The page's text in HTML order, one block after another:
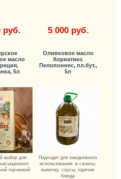
руб. 5 000 руб.
масло
5л
выбор для
горчинкой
Оливковое масло
Хориатико
Пелопоннес, пл.бут.,
5л
Подходит для ежедневного
использования: в салаты,
выпечку, соусы, горячие
блюда